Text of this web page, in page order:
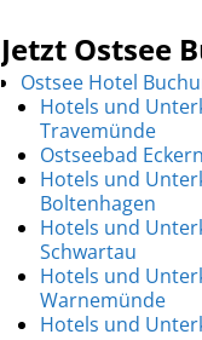
Jetzt Ostsee
Ostsee Hotel
Hotels und
Travemünde
Ostseebad
Hotels und
Boltenhagen
Hotels und
Schwartau
Hotels und
Warnemünde
Hotels und